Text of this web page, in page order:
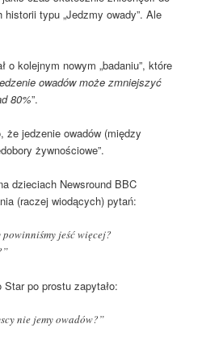
typu „Jedzmy owady”. Ale
o kolejnym nowym „badaniu”, które
owadów może zmniejszyć
80%”.
że jedzenie owadów (między
żywnościowe”.
dzieciach Newsround BBC
(raczej wiodących) pytań:
powinniśmy jeść więcej?
po prostu zapytało:
nie jemy owadów?”